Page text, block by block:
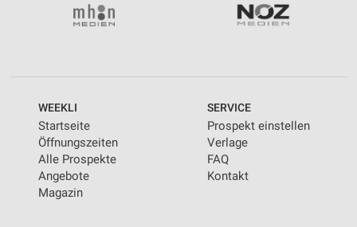
WEEKLI
Startseite
Öffnungszeiten
Alle Prospekte
Angebote
Magazin
SERVICE
Prospekt einstellen
Verlage
FAQ
Kontakt